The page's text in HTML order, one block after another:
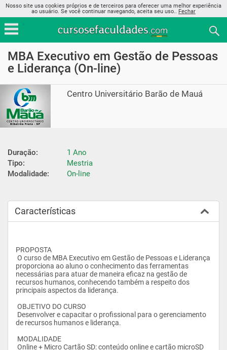
Nosso site usa cookies próprios e de terceiros para oferecer uma melhor experiência
ao usuário. Se você continuar navegando, aceita seu uso.. Fechar
MBA Executivo em Gestão de Pessoas
e Liderança (On-line)
Centro Universitário Barão de Mauá
Duração:
1 Ano
Tipo:
Mestria
Modalidade:
On-line
Características
PROPOSTA
proporciona ao aluno o conhecimento das ferramentas
necessárias para atuar de maneira eficaz na gestão de
recursos humanos, conhecendo também a respeito dos
principais aspectos da liderança.
OBJETIVO DO CURSO
de recursos humanos e liderança.
MODALIDADE